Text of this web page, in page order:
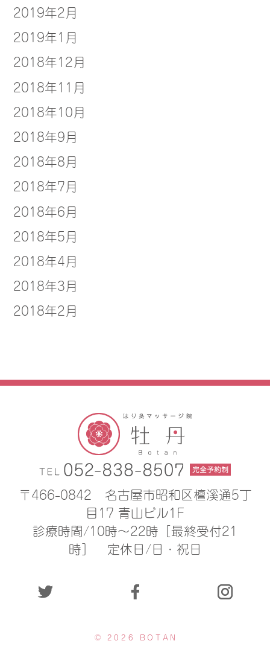
2019年2月
2019年1月
2018年12月
2018年11月
2018年10月
2018年9月
2018年8月
2018年7月
2018年6月
2018年5月
2018年4月
2018年3月
2018年2月
〒466-0842
名古屋市昭和区檀溪通5丁
目17 青山ビル1F
診療時間/10時〜22時［最終受付21
時］
定休日/日・祝日
© 2026 BOTAN